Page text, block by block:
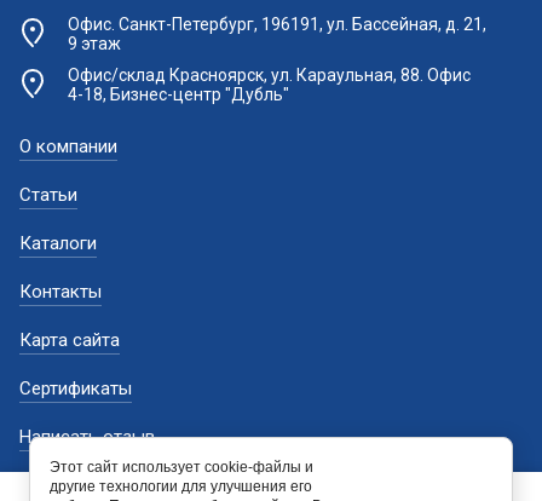
Офис. Санкт-Петербург, 196191, ул. Бассейная, д. 21,
9 этаж
Офис/склад Красноярск, ул. Караульная, 88. Офис
4-18, Бизнес-центр "Дубль"
О компании
Статьи
Каталоги
Контакты
Карта сайта
Сертификаты
Написать отзыв
Поиск по сайту
Этот сайт использует cookie-файлы и
другие технологии для улучшения его
Этот сайт использует файлы cookie и метаданные. Продолжая